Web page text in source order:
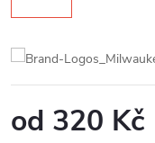
od 320 Kč